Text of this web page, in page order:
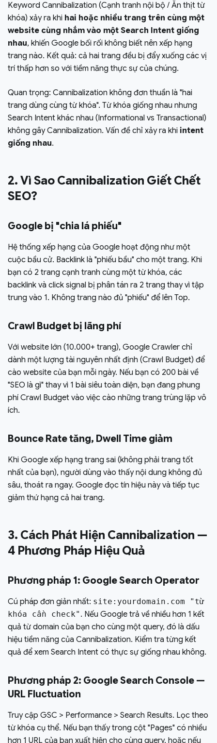
Keyword Cannibalization (Cạnh tranh nội bộ / Ăn thịt từ
khóa) xảy ra khi hai hoặc nhiều trang trên cùng một
website cùng nhắm vào một Search Intent giống
nhau, khiến Google bối rối không biết nên xếp hạng
trang nào. Kết quả: cả hai trang đều bị đẩy xuống các vị
trí thấp hơn so với tiềm năng thực sự của chúng.
Quan trọng: Cannibalization không đơn thuần là "hai
trang dùng cùng từ khóa". Từ khóa giống nhau nhưng
Search Intent khác nhau (Informational vs Transactional)
không gây Cannibalization. Vấn đề chỉ xảy ra khi intent
giống nhau.
2. Vì Sao Cannibalization Giết Chết
SEO?
Google bị "chia lá phiếu"
Hệ thống xếp hạng của Google hoạt động như một
cuộc bầu cử. Backlink là "phiếu bầu" cho một trang. Khi
bạn có 2 trang cạnh tranh cùng một từ khóa, các
backlink và click signal bị phân tán ra 2 trang thay vì tập
trung vào 1. Không trang nào đủ "phiếu" để lên Top.
Crawl Budget bị lãng phí
Với website lớn (10.000+ trang), Google Crawler chỉ
dành một lượng tài nguyên nhất định (Crawl Budget) để
cào website của bạn mỗi ngày. Nếu bạn có 200 bài về
"SEO là gì" thay vì 1 bài siêu toàn diện, bạn đang phung
phí Crawl Budget vào việc cào những trang trùng lặp vô
ích.
Bounce Rate tăng, Dwell Time giảm
Khi Google xếp hạng trang sai (không phải trang tốt
nhất của bạn), người dùng vào thấy nội dung không đủ
sâu, thoát ra ngay. Google đọc tín hiệu này và tiếp tục
giảm thứ hạng cả hai trang.
3. Cách Phát Hiện Cannibalization —
4 Phương Pháp Hiệu Quả
Phương pháp 1: Google Search Operator
Cú pháp đơn giản nhất: site:yourdomain.com "từ
khóa cần check" . Nếu Google trả về nhiều hơn 1 kết
quả từ domain của bạn cho cùng một query, đó là dấu
hiệu tiềm năng của Cannibalization. Kiểm tra từng kết
quả để xem Search Intent có thực sự giống nhau không.
Phương pháp 2: Google Search Console —
URL Fluctuation
Truy cập GSC > Performance > Search Results. Lọc theo
từ khóa cụ thể. Nếu bạn thấy trong cột "Pages" có nhiều
hơn 1 URL của bạn xuất hiện cho cùng query, hoặc nếu